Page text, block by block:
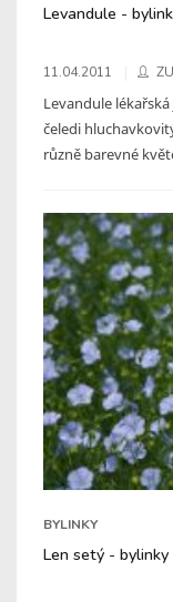
Levandule -
11.04.2011
Levandule
čeledi
různě barevné
BYLINKY
Len setý - bylinky